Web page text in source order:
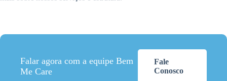
Falar agora com a equipe Bem
Me Care
Fale
Conosco